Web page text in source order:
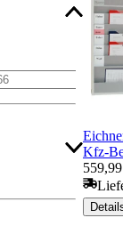
Kfz-